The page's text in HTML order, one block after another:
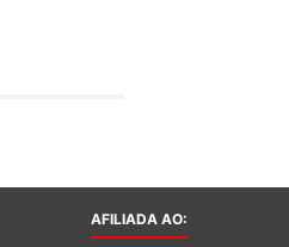
AFILIADA AO: